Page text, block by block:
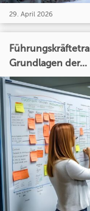
29. April 2026
Grundlagen der...